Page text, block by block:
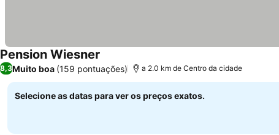
Pension Wiesner
8,3Muito boa (159 pontuações) a 2.0 km de Centro da cidade
Selecione as datas para ver os preços exatos.